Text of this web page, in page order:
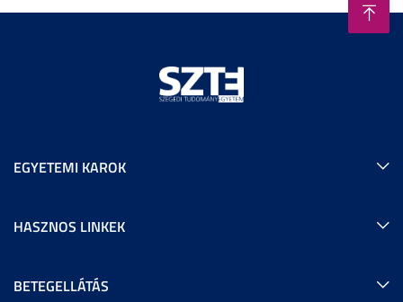
EGYETEMI KAROK
HASZNOS LINKEK
BETEGELLÁTÁS